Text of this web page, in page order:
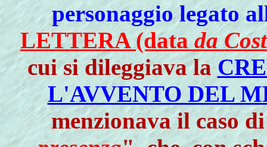
personaggio legato
LETTERA (datada
cui si dileggiava la
L'AVVENTO DEL
menzionava il caso